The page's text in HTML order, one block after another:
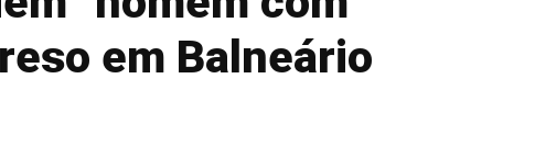
em Balneário